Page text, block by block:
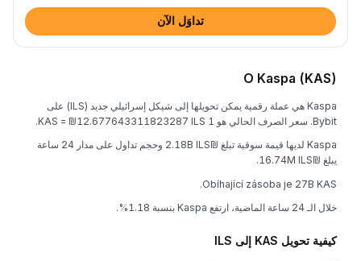
تداوَل الآن
O Kaspa (KAS)
Kaspa هي عملة رقمية يمكن تحويلها إلى شيكل إسرائيلي جديد (ILS) على
Bybit. سعر الصرف الحالي هو 1 KAS = ₪12.677643311823287 ILS.
Kaspa لديها قيمة سوقية تبلغ ₪2.18B ILS وحجم تداول على مدار 24 ساعة
يبلغ ₪16.74M ILS.
Obíhající zásoba je 27B KAS.
خلال الـ 24 ساعة الماضية، ارتفع Kaspa بنسبة 1.18%.
كيفية تحويل KAS إلى ILS